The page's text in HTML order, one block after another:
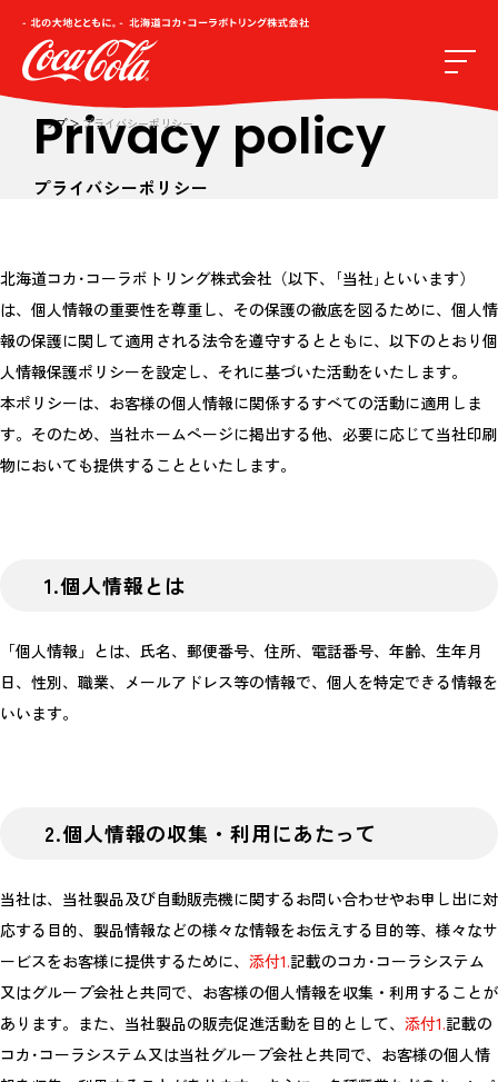
トップ プライバシーポリシー
Privacy policy
プライバシーポリシー
北海道コカ･コーラボトリング株式会社（以下、｢当社｣といいます）
は、個人情報の重要性を尊重し、その保護の徹底を図るために、個人情
報の保護に関して適用される法令を遵守するとともに、以下のとおり個
人情報保護ポリシーを設定し、それに基づいた活動をいたします。
本ポリシーは、お客様の個人情報に関係するすべての活動に適用しま
す。そのため、当社ホームページに掲出する他、必要に応じて当社印刷
物においても提供することといたします。
1.個人情報とは
「個人情報」とは、氏名、郵便番号、住所、電話番号、年齢、生年月
日、性別、職業、メールアドレス等の情報で、個人を特定できる情報を
いいます。
2.個人情報の収集・利用にあたって
当社は、当社製品及び自動販売機に関するお問い合わせやお申し出に対
応する目的、製品情報などの様々な情報をお伝えする目的等、様々なサ
ービスをお客様に提供するために、 添付1.記載のコカ･コーラシステム
又はグループ会社と共同で、お客様の個人情報を収集・利用することが
あります。また、当社製品の販売促進活動を目的として、 添付1.記載の
コカ･コーラシステム又は当社グループ会社と共同で、お客様の個人情